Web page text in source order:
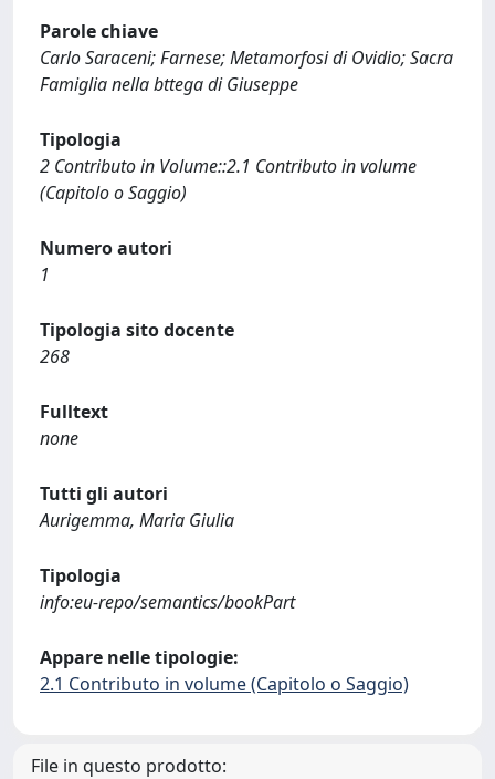
Parole chiave
Carlo Saraceni; Farnese; Metamorfosi di Ovidio; Sacra
Famiglia nella bttega di Giuseppe
Tipologia
2 Contributo in Volume::2.1 Contributo in volume
(Capitolo o Saggio)
Numero autori
1
Tipologia sito docente
268
Fulltext
none
Tutti gli autori
Aurigemma, Maria Giulia
Tipologia
info:eu-repo/semantics/bookPart
Appare nelle tipologie:
2.1 Contributo in volume (Capitolo o Saggio)
File in questo prodotto: